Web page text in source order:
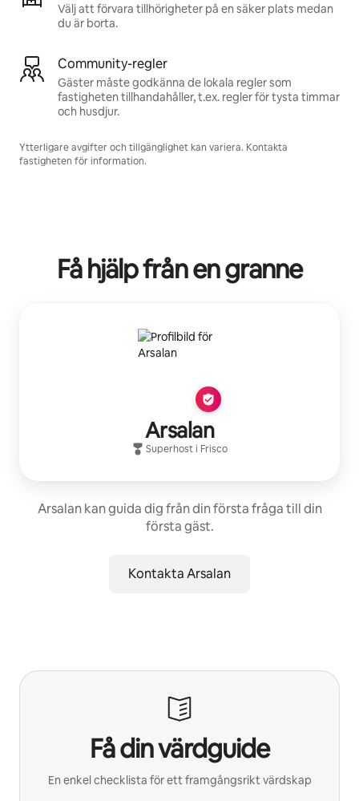
Välj att förvara tillhörigheter på en säker plats medan
du är borta.
Community-regler
Gäster måste godkänna de lokala regler som
fastigheten tillhandahåller, t.ex. regler för tysta timmar
och husdjur.
Ytterligare avgifter och tillgänglighet kan variera. Kontakta
fastigheten för information.
Få hjälp från en granne
Arsalan
Superhosti Frisco
Arsalan kan guida dig från din första fråga till din
första gäst.
Kontakta Arsalan
Få din värdguide
En enkel checklista för ett framgångsrikt värdskap